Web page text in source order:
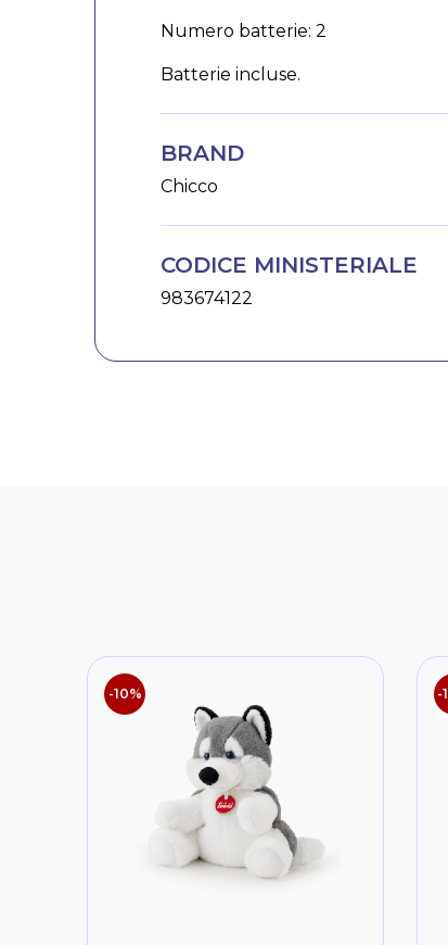
Numero batterie: 2
Batterie incluse.
BRAND
Chicco
CODICE MINISTERIALE
983674122
-10% -